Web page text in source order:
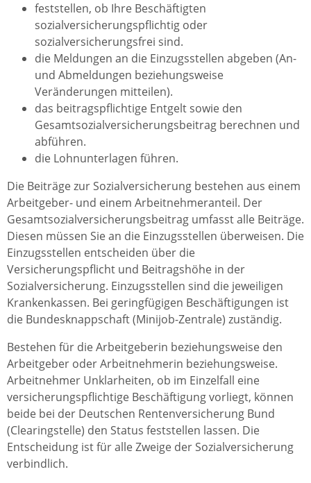
feststellen, ob Ihre Beschäftigten
sozialversicherungspflichtig oder
sozialversicherungsfrei sind.
die Meldungen an die Einzugsstellen abgeben (An-
und Abmeldungen beziehungsweise
Veränderungen mitteilen).
das beitragspflichtige Entgelt sowie den
Gesamtsozialversicherungsbeitrag berechnen und
abführen.
die Lohnunterlagen führen.
Die Beiträge zur Sozialversicherung bestehen aus einem
Arbeitgeber- und einem Arbeitnehmeranteil. Der
Gesamtsozialversicherungsbeitrag umfasst alle Beiträge.
Diesen müssen Sie an die Einzugsstellen überweisen. Die
Einzugsstellen entscheiden über die
Versicherungspflicht und Beitragshöhe in der
Sozialversicherung. Einzugsstellen sind die jeweiligen
Krankenkassen. Bei geringfügigen Beschäftigungen ist
die Bundesknappschaft (Minijob-Zentrale) zuständig.
Bestehen für die Arbeitgeberin beziehungsweise den
Arbeitgeber oder Arbeitnehmerin beziehungsweise.
Arbeitnehmer Unklarheiten, ob im Einzelfall eine
versicherungspflichtige Beschäftigung vorliegt, können
beide bei der Deutschen Rentenversicherung Bund
(Clearingstelle) den Status feststellen lassen. Die
Entscheidung ist für alle Zweige der Sozialversicherung
verbindlich.